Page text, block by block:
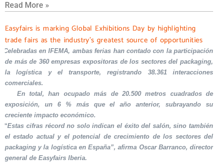
Read More »
Easyfairs is marking Global Exhibitions Day by highlighting
trade fairs as the industry’s greatest source of opportunities
Celebradas en IFEMA, ambas ferias han contado con la participación
de más de 360 empresas expositoras de los sectores del packaging,
la logística y el transporte, registrando 38.361 interacciones
comerciales.
En total, han ocupado más de 20.500 metros cuadrados de
exposición, un 6 % más que el año anterior, subrayando su
creciente impacto económico.
“Estas cifras récord no solo indican el éxito del salón, sino también
el estado actual y el potencial de crecimiento de los sectores del
packaging y la logística en España”, afirma Oscar Barranco, director
general de Easyfairs Iberia.